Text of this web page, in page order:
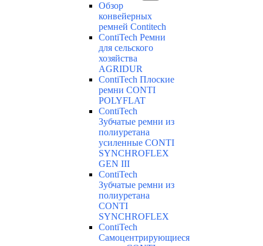
Обзор
конвейерных
ремней Contitech
ContiTech Ремни
для сельского
хозяйства
AGRIDUR
ContiTech Плоские
ремни CONTI
POLYFLAT
ContiTech
Зубчатые ремни из
полиуретана
усиленные CONTI
SYNCHROFLEX
GEN III
ContiTech
Зубчатые ремни из
полиуретана
CONTI
SYNCHROFLEX
ContiTech
Самоцентрирующиеся